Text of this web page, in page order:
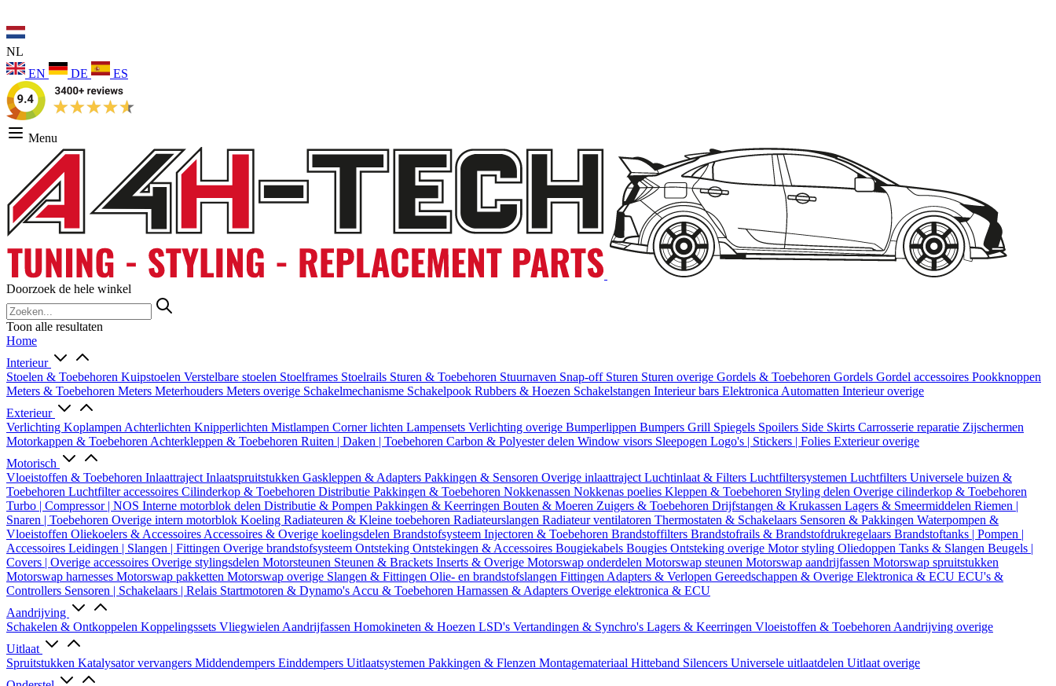
NL
EN
DE ES
Menu
Doorzoek de hele winkel
Toon alle resultaten
Home
Interieur
Stoelen & Toebehoren Kuipstoelen Verstelbare stoelen Stoelframes Stoelrails Sturen & Toebehoren Stuurnaven Snap-off Sturen Sturen overige Gordels & Toebehoren Gordels Gordel accessoires Pookknoppen
Meters & Toebehoren Meters Meterhouders Meters overige Schakelmechanisme Schakelpook Rubbers & Hoezen Schakelstangen Interieur bars Elektronica Automatten Interieur overige
Exterieur
Verlichting Koplampen Achterlichten Knipperlichten Mistlampen Corner lichten Lampensets Verlichting overige Bumperlippen Bumpers Grill Spiegels Spoilers Side Skirts Carrosserie reparatie Zijschermen
Motorkappen & Toebehoren Achterkleppen & Toebehoren Ruiten | Daken | Toebehoren Carbon & Polyester delen Window visors Sleepogen Logo's | Stickers | Folies Exterieur overige
Motorisch
Vloeistoffen & Toebehoren Inlaattraject Inlaatspruitstukken Gaskleppen & Adapters Pakkingen & Sensoren Overige inlaattraject Luchtinlaat & Filters Luchtfiltersystemen Luchtfilters Universele buizen &
Toebehoren Luchtfilter accessoires Cilinderkop & Toebehoren Distributie Pakkingen & Toebehoren Nokkenassen Nokkenas poelies Kleppen & Toebehoren Styling delen Overige cilinderkop & Toebehoren
Turbo | Compressor | NOS Interne motorblok delen Distributie & Pompen Pakkingen & Keerringen Bouten & Moeren Zuigers & Toebehoren Drijfstangen & Krukassen Lagers & Smeermiddelen Riemen |
Snaren | Toebehoren Overige intern motorblok Koeling Radiateuren & Kleine toebehoren Radiateurslangen Radiateur ventilatoren Thermostaten & Schakelaars Sensoren & Pakkingen Waterpompen &
Vloeistoffen Oliekoelers & Accessoires Accessoires & Overige koelingsdelen Brandstofsysteem Injectoren & Toebehoren Brandstoffilters Brandstofrails & Brandstofdrukregelaars Brandstoftanks | Pompen |
Accessoires Leidingen | Slangen | Fittingen Overige brandstofsysteem Ontsteking Ontstekingen & Accessoires Bougiekabels Bougies Ontsteking overige Motor styling Oliedoppen Tanks & Slangen Beugels |
Covers | Overige accessoires Overige stylingsdelen Motorsteunen Steunen & Brackets Inserts & Overige Motorswap onderdelen Motorswap steunen Motorswap aandrijfassen Motorswap spruitstukken
Motorswap harnesses Motorswap pakketten Motorswap overige Slangen & Fittingen Olie- en brandstofslangen Fittingen Adapters & Verlopen Gereedschappen & Overige Elektronica & ECU ECU's &
Controllers Sensoren | Schakelaars | Relais Startmotoren & Dynamo's Accu & Toebehoren Harnassen & Adapters Overige elektronica & ECU
Aandrijving
Schakelen & Ontkoppelen Koppelingssets Vliegwielen Aandrijfassen Homokineten & Hoezen LSD's Vertandingen & Synchro's Lagers & Keerringen Vloeistoffen & Toebehoren Aandrijving overige
Uitlaat
Spruitstukken Katalysator vervangers Middendempers Einddempers Uitlaatsystemen Pakkingen & Flenzen Montagemateriaal Hitteband Silencers Universele uitlaatdelen Uitlaat overige